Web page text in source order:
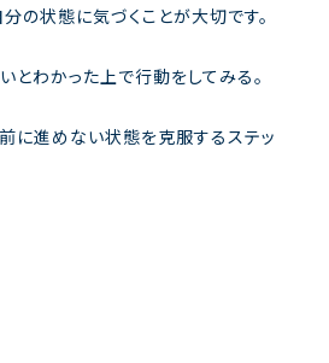
の状態に気づくことが大切です。
とわかった上で行動をしてみる。
に進めない状態を克服するステッ